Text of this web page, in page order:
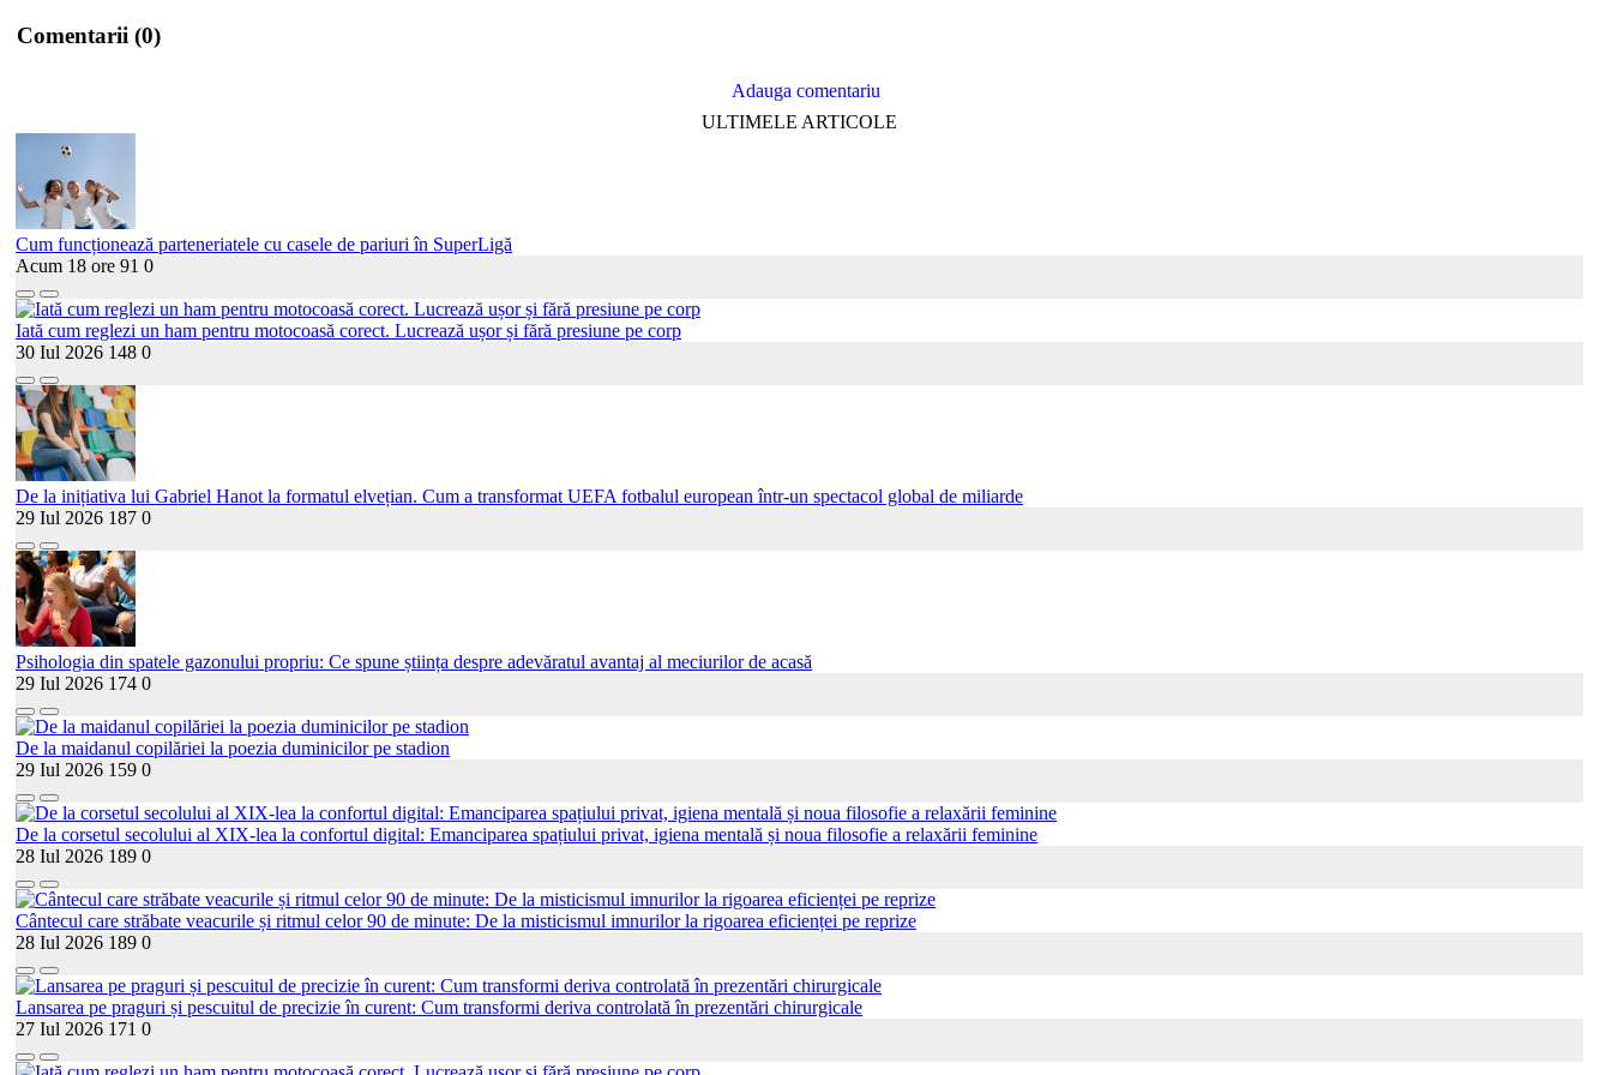
Comentarii (0)
Adauga comentariu
ULTIMELE ARTICOLE
Cum funcționează parteneriatele cu casele de pariuri în SuperLigă
Acum 18 ore 91 0
Iată cum reglezi un ham pentru motocoasă corect. Lucrează ușor și fără presiune pe corp
30 Iul 2026 148 0
De la inițiativa lui Gabriel Hanot la formatul elvețian. Cum a transformat UEFA fotbalul european într-un spectacol global de miliarde
29 Iul 2026 187 0
Psihologia din spatele gazonului propriu: Ce spune știința despre adevăratul avantaj al meciurilor de acasă
29 Iul 2026 174 0
De la maidanul copilăriei la poezia duminicilor pe stadion
29 Iul 2026 159 0
De la corsetul secolului al XIX-lea la confortul digital: Emanciparea spațiului privat, igiena mentală și noua filosofie a relaxării feminine
28 Iul 2026 189 0
Cântecul care străbate veacurile și ritmul celor 90 de minute: De la misticismul imnurilor la rigoarea eficienței pe reprize
28 Iul 2026 189 0
Lansarea pe praguri și pescuitul de precizie în curent: Cum transformi deriva controlată în prezentări chirurgicale
27 Iul 2026 171 0